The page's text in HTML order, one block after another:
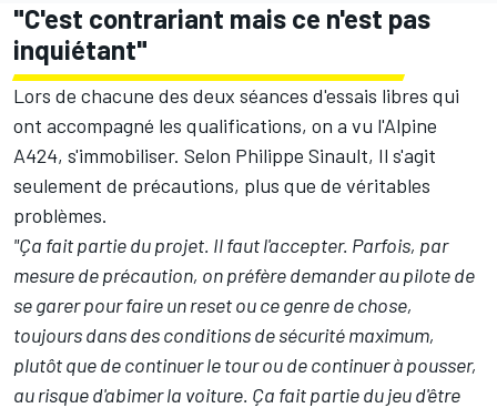
"C'est contrariant mais ce n'est pas
inquiétant"
Lors de chacune des deux séances d'essais libres qui
ont accompagné les qualifications, on a vu l'Alpine
A424, s'immobiliser. Selon Philippe Sinault, Il s'agit
seulement de précautions, plus que de véritables
problèmes.
"Ça fait partie du projet. Il faut l'accepter. Parfois, par
mesure de précaution, on préfère demander au pilote de
se garer pour faire un reset ou ce genre de chose,
toujours dans des conditions de sécurité maximum,
plutôt que de continuer le tour ou de continuer à pousser,
au risque d'abimer la voiture. Ça fait partie du jeu d'être